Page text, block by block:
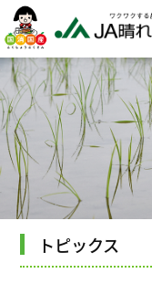
トピックス